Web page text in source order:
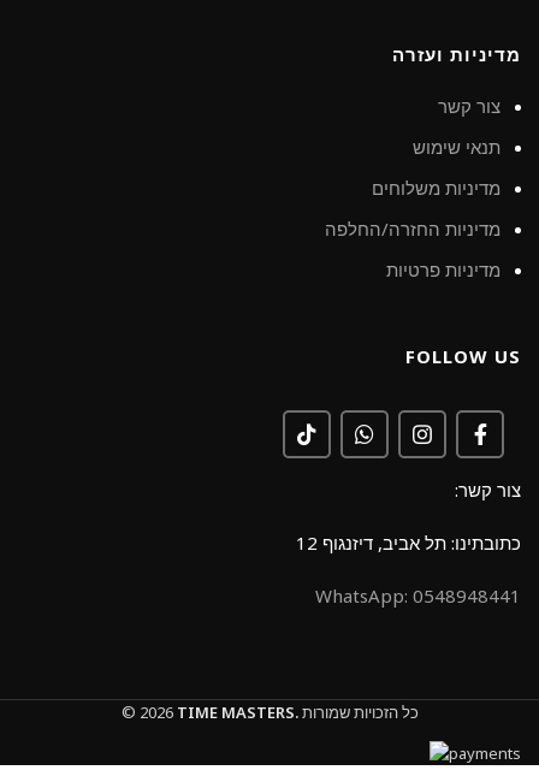
מדיניות ועזרה
צור קשר
תנאי שימוש
מדיניות משלוחים
מדיניות החזרה/החלפה
מדיניות פרטיות
FOLLOW US
צור קשר:
כתובתינו: תל אביב, דיזנגוף 12
0548948441 :WhatsApp
© 2026 TIME MASTERS.כל הזכויות שמורות